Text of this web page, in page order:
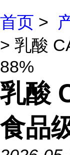
首页 >
> 乳酸
88%
乳酸
食品